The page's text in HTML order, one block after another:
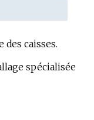
caisses.
spécialisée